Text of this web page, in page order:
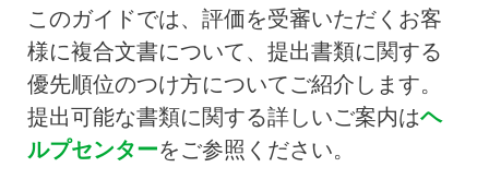
このガイドでは、評価を受審いただくお客
様に複合文書について、提出書類に関する
優先順位のつけ方についてご紹介します。
提出可能な書類に関する詳しいご案内はヘ
ルプセンターをご参照ください。